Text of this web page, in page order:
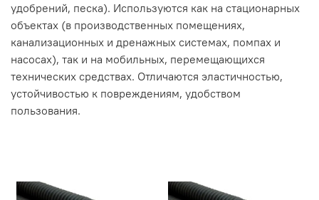
удобрений, песка). Используются как на стационарных
объектах (в производственных помещениях,
канализационных и дренажных системах, помпах и
насосах), так и на мобильных, перемещающихся
технических средствах. Отличаются эластичностью,
устойчивостью к повреждениям, удобством
пользования.